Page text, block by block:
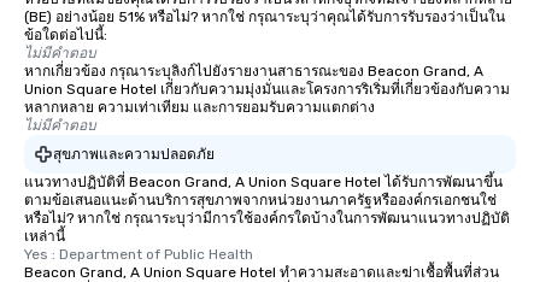
(BE) อย่างน้อย 51% หรือไม่? หากใช่ กรุณาระบุว่าคุณได้รับการรับรองว่าเป็นใน
ข้อใดต่อไปนี้:
ไม่มีคำตอบ
หากเกี่ยวข้อง กรุณาระบุลิงก์ไปยังรายงานสาธารณะของ Beacon Grand, A
Union Square Hotel เกี่ยวกับความมุ่งมั่นและโครงการริเริ่มที่เกี่ยวข้องกับความ
หลากหลาย ความเท่าเทียม และการยอมรับความแตกต่าง
ไม่มีคำตอบ
สุขภาพและความปลอดภัย
แนวทางปฏิบัติที่ Beacon Grand, A Union Square Hotel ได้รับการพัฒนาขึ้น
ตามข้อเสนอแนะด้านบริการสุขภาพจากหน่วยงานภาครัฐหรือองค์กรเอกชนใช่
หรือไม่? หากใช่ กรุณาระบุว่ามีการใช้องค์กรใดบ้างในการพัฒนาแนวทางปฏิบัติ
เหล่านี้
Yes : Department of Public Health
Beacon Grand, A Union Square Hotel ทำความสะอาดและฆ่าเชื้อพื้นที่ส่วน